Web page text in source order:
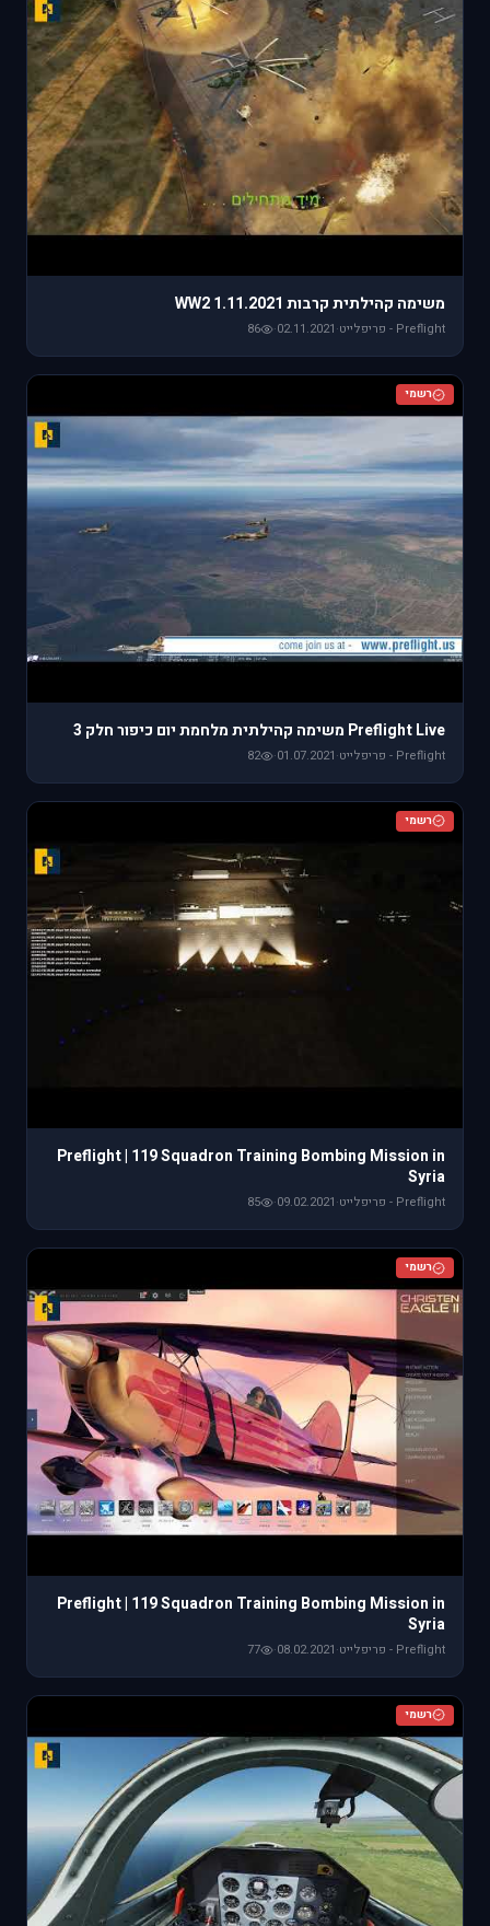
משימה קהילתית קרבות WW2 1.11.2021
Preflight - פריפלייט ·
02.11.2021
·
86
רשמי
Preflight Live משימה קהילתית מלחמת יום כיפור חלק 3
Preflight - פריפלייט ·
01.07.2021
·
82
רשמי
Preflight | 119 Squadron Training Bombing Mission in
Syria
Preflight - פריפלייט ·
09.02.2021
·
85
רשמי
Preflight | 119 Squadron Training Bombing Mission in
Syria
Preflight - פריפלייט ·
08.02.2021
·
77
רשמי